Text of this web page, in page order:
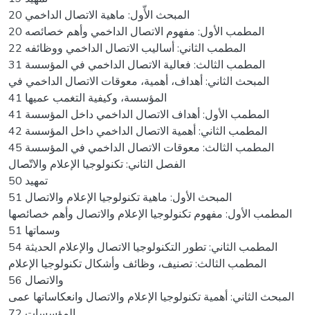
المبحث الأّول: ماهية الاتصال الداخمي 20
المطمب الأول: مفهوم الاتصال الداخمي وأهم خصائصه 20
المطمب الثاني: أساليب الاتصال الداخمي ووظائفه 22
المطمب الثالث: فعالية الاتصال الداخمي في المؤسسة 31
المبحث الثاني: أهداف، أهمية، معوقات الاتصال الداخمي في
المؤسسة، وكيفية التغمب عميها 41
المطمب الأول: أهداف الاتصال الداخمي داخل المؤسسة 41
المطمب الثاني: أهمية الاتصال الداخمي داخل المؤسسة 42
المطمب الثالث: معوقات الاتصال الداخمي في المؤسسة 45
الفصل الثاني: تكنولوجيا الإعلام والاتّصال
تمهيد 50
المبحث الأول: ماهية تكنولوجيا الإعلام والاتصال 51
المطمب الأول: مفهوم تكنولوجيا الإعلام والاتصال وأهم خصائصها
وسماتها 51
المطمب الثاني: تطور التكنولوجيا الاتصال والإعلام الحديثة 54
المطمب الثالث: تصنيف، وظائف وأشكال تكنولوجيا الإعلام
والاتصال 56
المبحث الثاني: أهمية تكنولوجيا الإعلام والاتصال وانعكاساتها عمى